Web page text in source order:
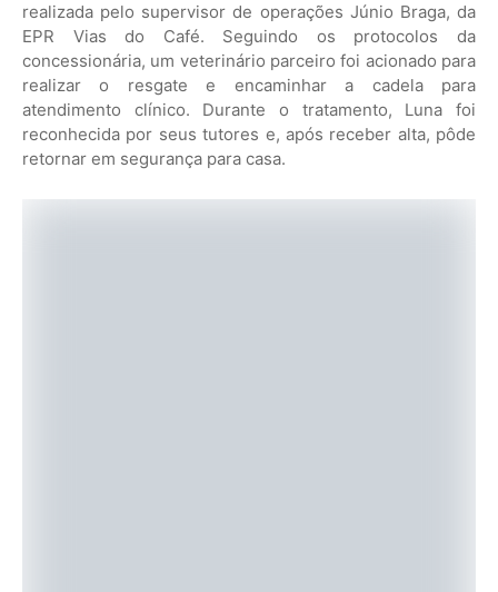
realizada pelo supervisor de operações Júnio Braga, da
EPR Vias do Café. Seguindo os protocolos da
concessionária, um veterinário parceiro foi acionado para
realizar o resgate e encaminhar a cadela para
atendimento clínico. Durante o tratamento, Luna foi
reconhecida por seus tutores e, após receber alta, pôde
retornar em segurança para casa.